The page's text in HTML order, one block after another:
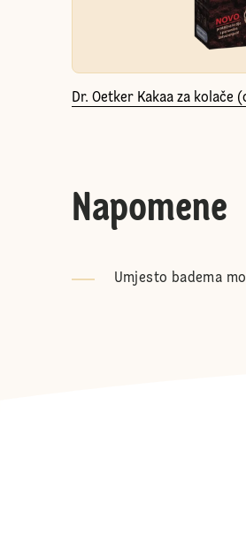
Dr. Oetker Kakaa za kolače
Napomene
Umjesto badema